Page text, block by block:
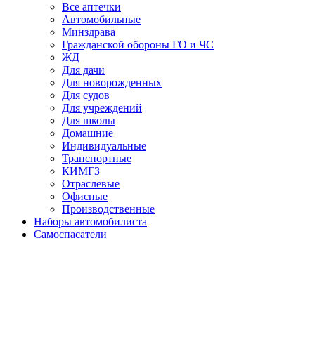
Все аптечки
Автомобильные
Минздрава
Гражданской обороны ГО и ЧС
ЖД
Для дачи
Для новорожденных
Для судов
Для учреждений
Для школы
Домашние
Индивидуальные
Транспортные
КИМГЗ
Отраслевые
Офисные
Производственные
Наборы автомобилиста
Самоспасатели